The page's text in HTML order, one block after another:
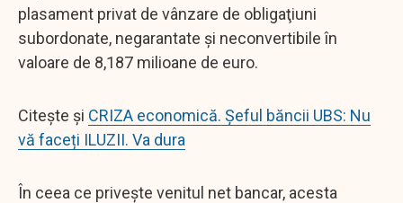
plasament privat de vânzare de obligaţiuni
subordonate, negarantate şi neconvertibile în
valoare de 8,187 milioane de euro.
Citește și CRIZA economică. Șeful băncii UBS: Nu
vă faceți ILUZII. Va dura
În ceea ce priveşte venitul net bancar, acesta